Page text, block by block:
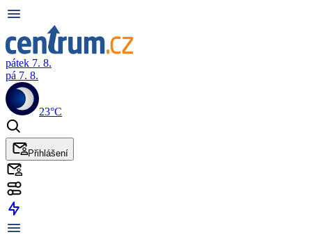
pátek 7. 8.
pá 7. 8.
23°C
Přihlášení